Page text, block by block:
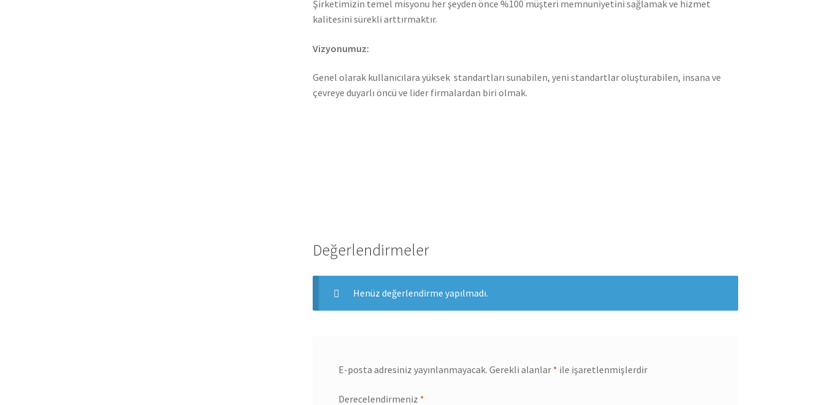
Şirketimizin temel misyonu her şeyden önce %100 müşteri memnuniyetini sağlamak ve hizmet
kalitesini sürekli arttırmaktır.
Vizyonumuz:
Genel olarak kullanıcılara yüksek standartları sunabilen, yeni standartlar oluşturabilen, insana ve
çevreye duyarlı öncü ve lider firmalardan biri olmak.
Değerlendirmeler
Henüz değerlendirme yapılmadı.
E-posta adresiniz yayınlanmayacak. Gerekli alanlar * ile işaretlenmişlerdir
Derecelendirmeniz *